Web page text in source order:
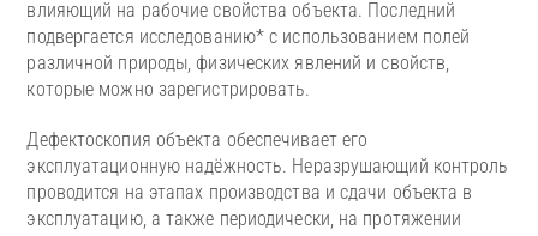
влияющий на рабочие свойства объекта. Последний
подвергается исследованию* с использованием полей
различной природы, физических явлений и свойств,
которые можно зарегистрировать.
Дефектоскопия объекта обеспечивает его
эксплуатационную надёжность. Неразрушающий контроль
проводится на этапах производства и сдачи объекта в
эксплуатацию, а также периодически, на протяжении